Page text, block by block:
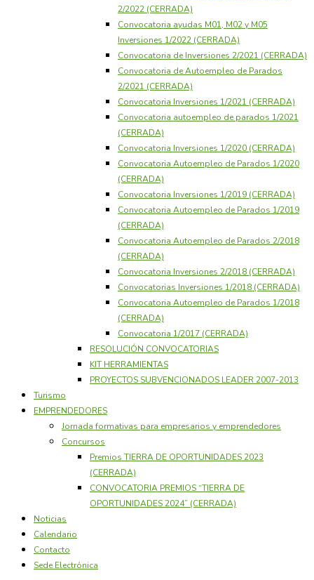
2/2022 (CERRADA)
Convocatoria ayudas M01, M02 y M05
Inversiones 1/2022 (CERRADA)
Convocatoria de Inversiones 2/2021 (CERRADA)
Convocatoria de Autoempleo de Parados
2/2021 (CERRADA)
Convocatoria Inversiones 1/2021 (CERRADA)
Convocatoria autoempleo de parados 1/2021
(CERRADA)
Convocatoria Inversiones 1/2020 (CERRADA)
Convocatoria Autoempleo de Parados 1/2020
(CERRADA)
Convocatoria Inversiones 1/2019 (CERRADA)
Convocatoria Autoempleo de Parados 1/2019
(CERRADA)
Convocatoria Autoempleo de Parados 2/2018
(CERRADA)
Convocatoria Inversiones 2/2018 (CERRADA)
Convocatorias Inversiones 1/2018 (CERRADA)
Convocatoria Autoempleo de Parados 1/2018
(CERRADA)
Convocatoria 1/2017 (CERRADA)
RESOLUCIÓN CONVOCATORIAS
KIT HERRAMIENTAS
PROYECTOS SUBVENCIONADOS LEADER 2007-2013
Turismo
EMPRENDEDORES
Jornada formativas para empresarios y emprendedores
Concursos
Premios TIERRA DE OPORTUNIDADES 2023
(CERRADA)
CONVOCATORIA PREMIOS “TIERRA DE
OPORTUNIDADES 2024” (CERRADA)
Noticias
Calendario
Contacto
Sede Electrónica